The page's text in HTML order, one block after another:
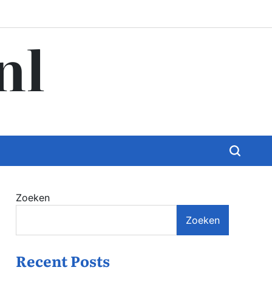
Zoeken
Zoeken
Recent Posts